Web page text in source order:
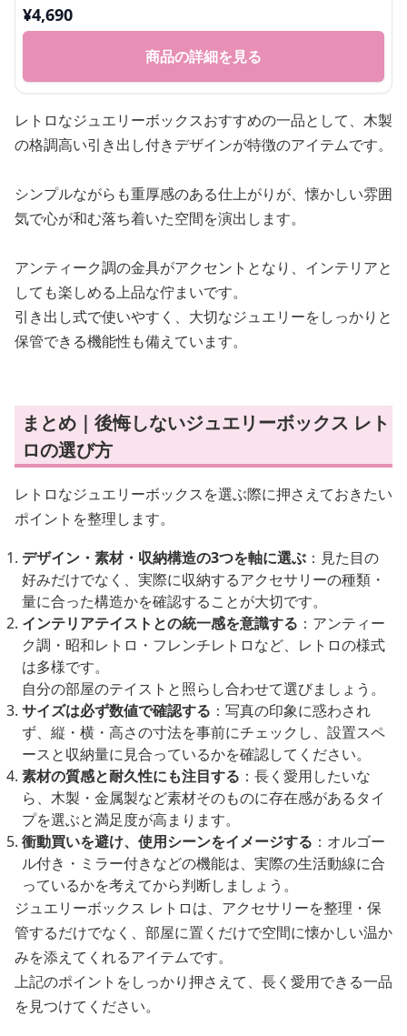
¥4,690
商品の詳細を見る
レトロなジュエリーボックスおすすめの一品として、木製
の格調高い引き出し付きデザインが特徴のアイテムです。
シンプルながらも重厚感のある仕上がりが、懐かしい雰囲
気で心が和む落ち着いた空間を演出します。
アンティーク調の金具がアクセントとなり、インテリアと
しても楽しめる上品な佇まいです。
引き出し式で使いやすく、大切なジュエリーをしっかりと
保管できる機能性も備えています。
まとめ｜後悔しないジュエリーボックス レト
ロの選び方
レトロなジュエリーボックスを選ぶ際に押さえておきたい
ポイントを整理します。
デザイン・素材・収納構造の3つを軸に選ぶ ：見た目の
好みだけでなく、実際に収納するアクセサリーの種類・
量に合った構造かを確認することが大切です。
インテリアテイストとの統一感を意識する ：アンティー
ク調・昭和レトロ・フレンチレトロなど、レトロの様式
は多様です。
自分の部屋のテイストと照らし合わせて選びましょう。
サイズは必ず数値で確認する ：写真の印象に惑わされ
ず、縦・横・高さの寸法を事前にチェックし、設置スペ
ースと収納量に見合っているかを確認してください。
素材の質感と耐久性にも注目する ：長く愛用したいな
ら、木製・金属製など素材そのものに存在感があるタイ
プを選ぶと満足度が高まります。
衝動買いを避け、使用シーンをイメージする ：オルゴー
ル付き・ミラー付きなどの機能は、実際の生活動線に合
っているかを考えてから判断しましょう。
ジュエリーボックス レトロは、アクセサリーを整理・保
管するだけでなく、部屋に置くだけで空間に懐かしい温か
みを添えてくれるアイテムです。
上記のポイントをしっかり押さえて、長く愛用できる一品
を見つけてください。